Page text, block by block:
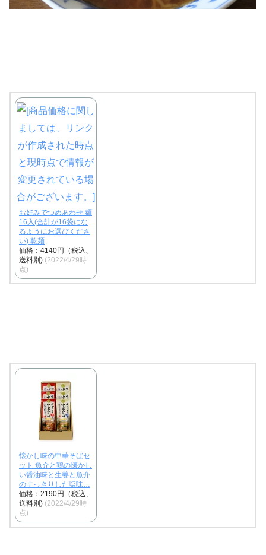
お好みでつめあわせ 麺
16入(合計が16袋にな
るようにお選びくださ
い) 乾麺
価格：4140円（税込、
送料別) (2022/4/29時
点)
懐かし味の中華そばセ
ット 魚介と鶏の懐かし
い醤油味と生姜と魚介
のすっきりした塩味…
価格：2190円（税込、
送料別) (2022/4/29時
点)